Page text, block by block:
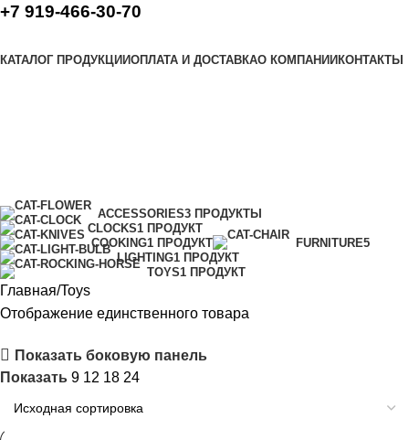
+7 919-466-30-70
КАТАЛОГ ПРОДУКЦИИОПЛАТА И ДОСТАВКАО КОМПАНИИ КОНТАКТЫ
ACCESSORIES3 ПРОДУКТЫ
CLOCKS1 ПРОДУКТ
COOKING1 ПРОДУКТ FURNITURE5
LIGHTING1 ПРОДУКТ
TOYS1 ПРОДУКТ
Главная Toys
Отображение единственного товара
Показать боковую панель
Показать 9 12 18 24